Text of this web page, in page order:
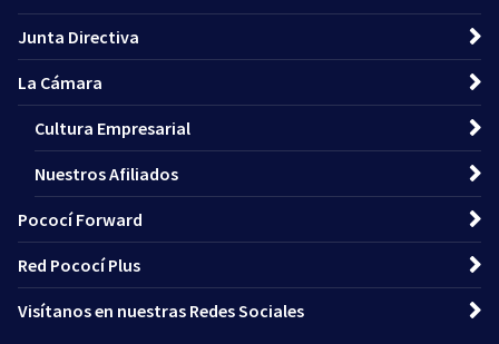
Junta Directiva
La Cámara
Cultura Empresarial
Nuestros Afiliados
Pococí Forward
Red Pococí Plus
Visítanos en nuestras Redes Sociales